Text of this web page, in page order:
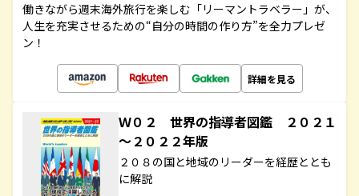
働きながら週末海外旅行を楽しむ「リーマントラベラー」が、
人生を充実させるための“自分の時間の作り方”を全力プレゼ
ン！
詳細を見る
Ｗ０２ 世界の指導者図鑑 ２０２１
～２０２２年版
２０８の国と地域のリーダーを経歴ととも
に解説